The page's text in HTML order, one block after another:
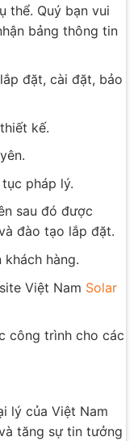
thể. Quý bạn vui
bảng thông tin
đặt, cài đặt, bảo
kế.
pháp lý.
sau đó được
đào tạo lắp đặt.
hàng.
Việt Nam Solar
công trình cho các
lý của Việt Nam
tăng sự tin tưởng